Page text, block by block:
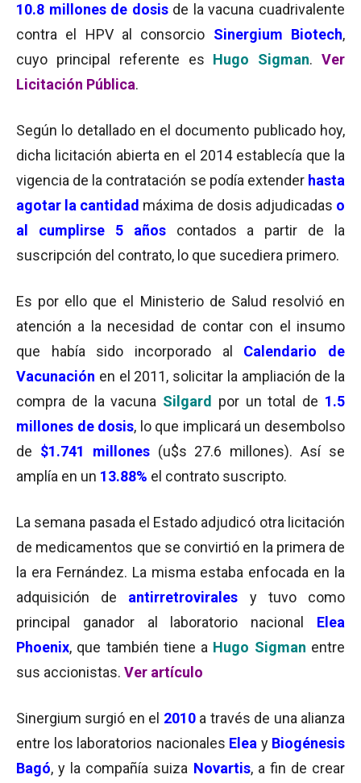
10.8 millones de dosis de la vacuna cuadrivalente
contra el HPV al consorcio Sinergium Biotech,
cuyo principal referente es Hugo Sigman.Ver
Licitación Pública.
Según lo detallado en el documento publicado hoy,
dicha licitación abierta en el 2014 establecía que la
vigencia de la contratación se podía extender hasta
agotar la cantidad máxima de dosis adjudicadas o
al cumplirse 5 añoscontados a partir de la
suscripción del contrato, lo que sucediera primero.
Es por ello que el Ministerio de Salud resolvió en
atención a la necesidad de contar con el insumo
que había sido incorporado al
Calendario de
Vacunación en el 2011, solicitar la ampliación de la
compra de la vacuna Silgard por un total de 1.5
millones de dosis, lo que implicará un desembolso
de $1.741 millones(u$s 27.6 millones). Así se
amplía en un 13.88% el contrato suscripto.
La semana pasada el Estado adjudicó otra licitación
de medicamentos que se convirtió en la primera de
la era Fernández. La misma estaba enfocada en la
adquisición de antirretrovirales
y tuvo como
principal ganador al laboratorio nacional
Elea
Phoenix, que también tiene a Hugo Sigman entre
sus accionistas. Ver artículo
Sinergium surgió en el 2010 a través de una alianza
entre los laboratorios nacionales Elea y Biogénesis
Bagó, y la compañía suiza Novartis, a fin de crear